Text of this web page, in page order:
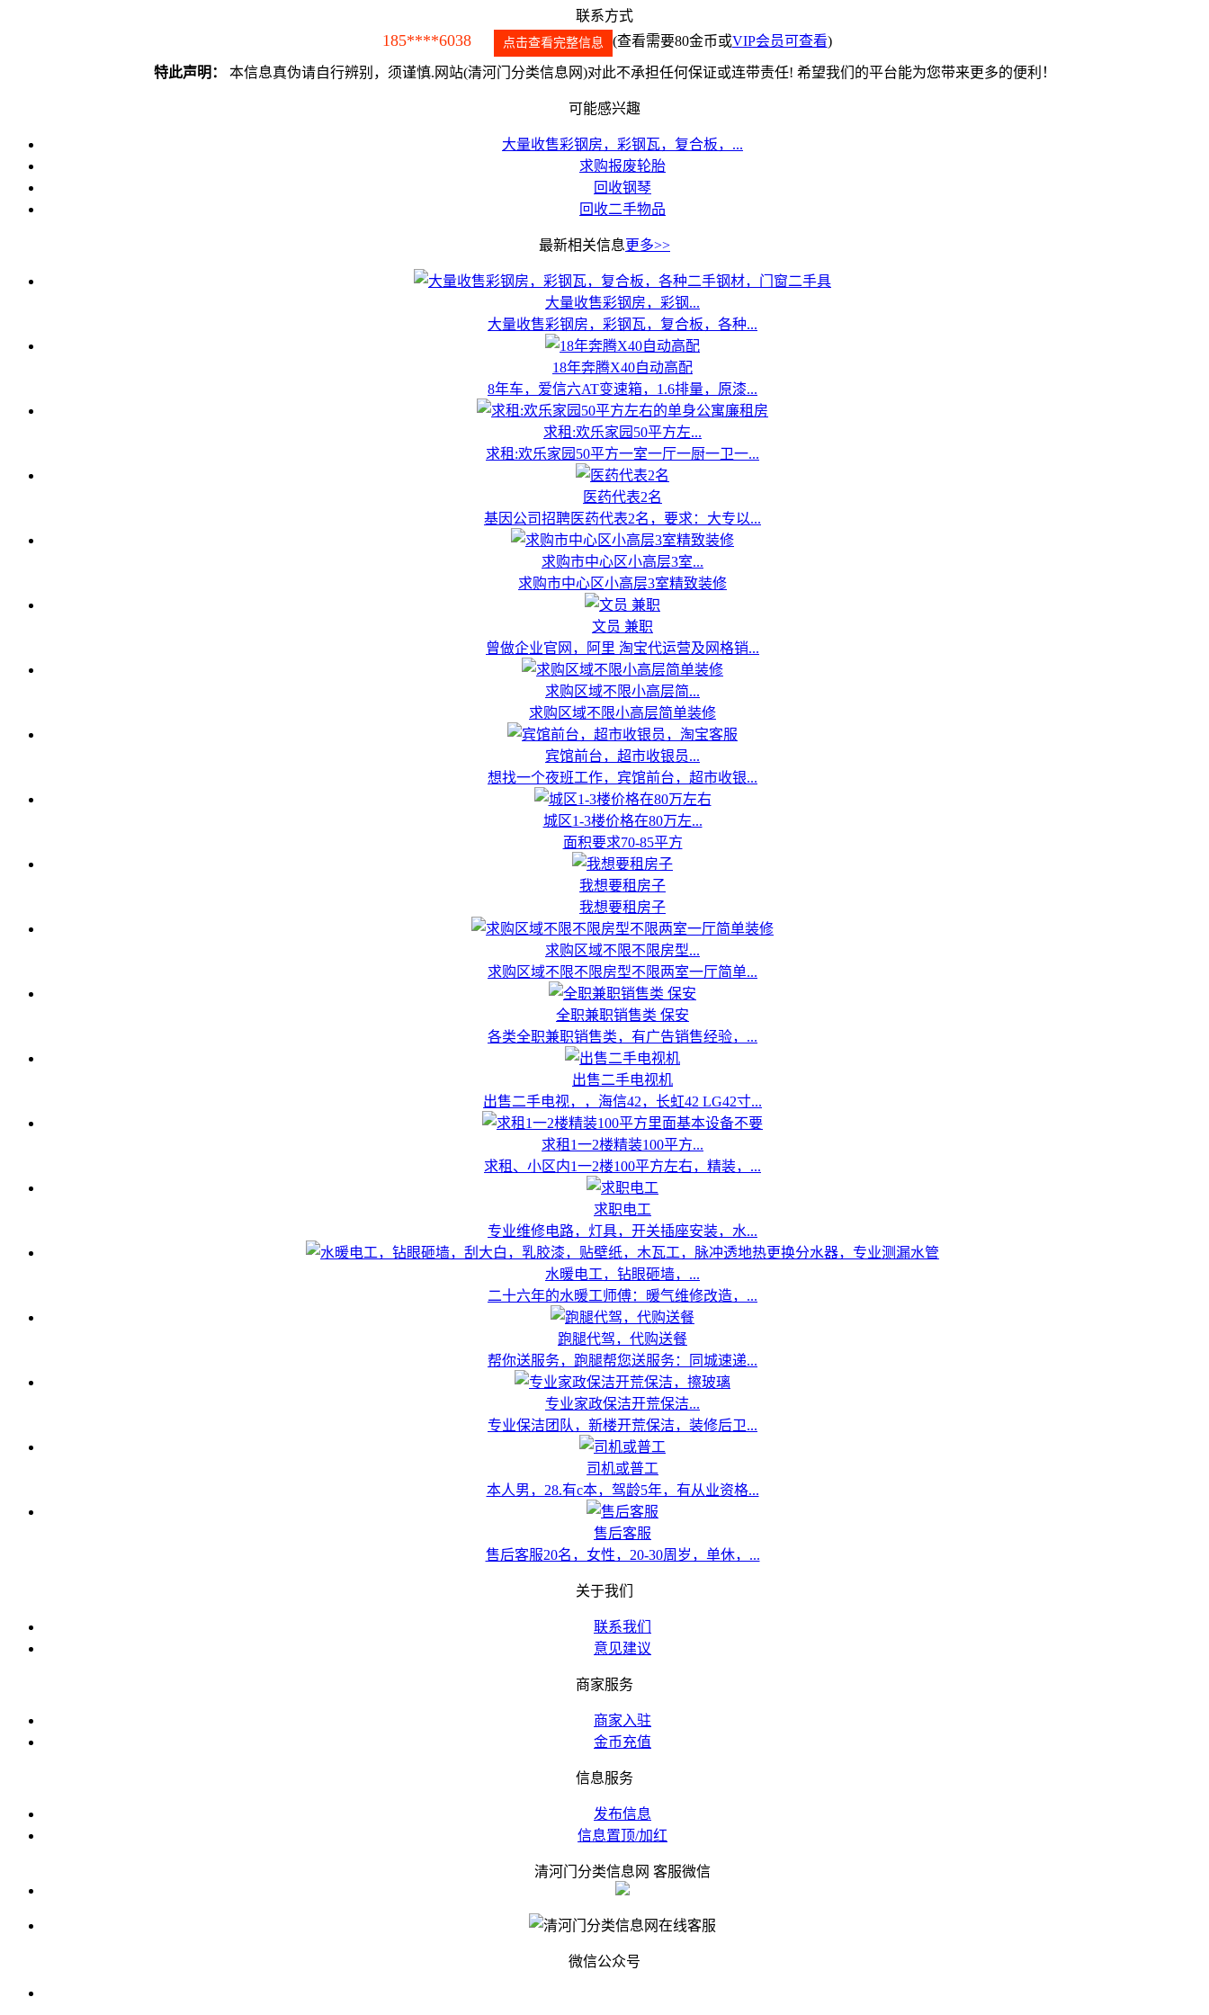
联系方式
185****6038 点击查看完整信息 (查看需要80金币或VIP会员可查看)
特此声明： 本信息真伪请自行辨别，须谨慎.网站(清河门分类信息网)对此不承担任何保证或连带责任! 希望我们的平台能为您带来更多的便利！
可能感兴趣
大量收售彩钢房，彩钢瓦，复合板，...
求购报废轮胎
回收钢琴
回收二手物品
最新相关信息更多>>
大量收售彩钢房，彩钢...
大量收售彩钢房，彩钢瓦，复合板，各种...
18年奔腾X40自动高配
8年车，爱信六AT变速箱，1.6排量，原漆...
求租:欢乐家园50平方左...
求租:欢乐家园50平方一室一厅一厨一卫一...
医药代表2名
基因公司招聘医药代表2名，要求：大专以...
求购市中心区小高层3室...
求购市中心区小高层3室精致装修
文员 兼职
曾做企业官网，阿里 淘宝代运营及网格销...
求购区域不限小高层简...
求购区域不限小高层简单装修
宾馆前台，超市收银员...
想找一个夜班工作，宾馆前台，超市收银...
城区1-3楼价格在80万左...
面积要求70-85平方
我想要租房子
我想要租房子
求购区域不限不限房型...
求购区域不限不限房型不限两室一厅简单...
全职兼职销售类 保安
各类全职兼职销售类，有广告销售经验，...
出售二手电视机
出售二手电视，，海信42，长虹42 LG42寸...
求租1一2楼精装100平方...
求租、小区内1一2楼100平方左右，精装，...
求职电工
专业维修电路，灯具，开关插座安装，水...
水暖电工，钻眼砸墙，...
二十六年的水暖工师傅：暖气维修改造，...
跑腿代驾，代购送餐
帮你送服务，跑腿帮您送服务：同城速递...
专业家政保洁开荒保洁...
专业保洁团队，新楼开荒保洁，装修后卫...
司机或普工
本人男，28.有c本，驾龄5年，有从业资格...
售后客服
售后客服20名，女性，20-30周岁，单休，...
关于我们
联系我们
意见建议
商家服务
商家入驻
金币充值
信息服务
发布信息
信息置顶/加红
清河门分类信息网 客服微信
微信公众号